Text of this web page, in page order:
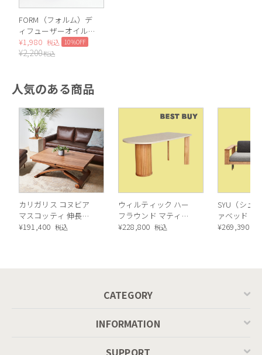
FORM（フォルム）デ
ィフューザーオイル
100ml（Woody）
¥1,980 税込 10%OFF
¥2,200税込
人気のある商品
カリガリス コヌビア
マスコッティ 伸長・
昇降式テーブル ／
¥191,400 税込
ウィルティック ハー
フラウンド マティエ
ラ塗装 ダイニングテ
¥228,800 税込
SYU（シュ
ァベッド（
ル）190cm
¥269,390
CATEGORY
INFORMATION
SUPPORT